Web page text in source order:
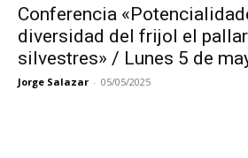
Conferencia
diversidad del frijol el
silvestres» / Lunes 5 de
Jorge Salazar - 05/05/2025